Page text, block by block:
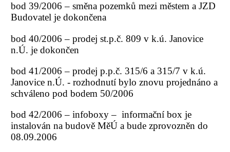
bod 39/2006 – směna pozemků mezi městem a JZD
Budovatel je dokončena
bod 40/2006 – prodej st.p.č. 809 v k.ú. Janovice
n.Ú. je dokončen
bod 41/2006 – prodej p.p.č. 315/6 a 315/7 v k.ú.
Janovice n.Ú. - rozhodnutí bylo znovu projednáno a
schváleno pod bodem 50/2006
bod 42/2006 – infoboxy – informační box je
instalován na budově MěÚ a bude zprovozněn do
08.09.2006